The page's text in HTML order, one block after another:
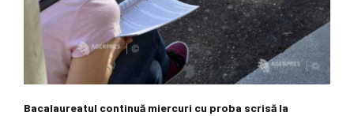
Bacalaureatul continuă miercuri cu proba scrisă la